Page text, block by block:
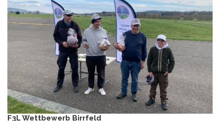
F3L Wettbewerb Birrfeld